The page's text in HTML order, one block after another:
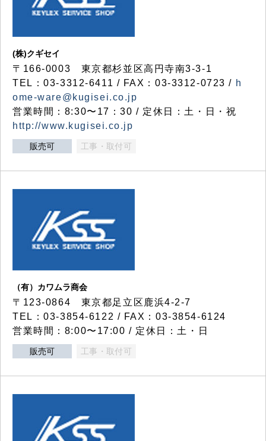
(株)クギセイ
〒166-0003 東京都杉並区高円寺南3-3-1
TEL：03-3312-6411 / FAX：03-3312-0723 / h
ome-ware@kugisei.co.jp
営業時間：8:30〜17：30 / 定休日：土・日・祝
http://www.kugisei.co.jp
販売可 工事・取付可
（有）カワムラ商会
〒123-0864 東京都足立区鹿浜4-2-7
TEL：03-3854-6122 / FAX：03-3854-6124
営業時間：8:00〜17:00 / 定休日：土・日
販売可 工事・取付可